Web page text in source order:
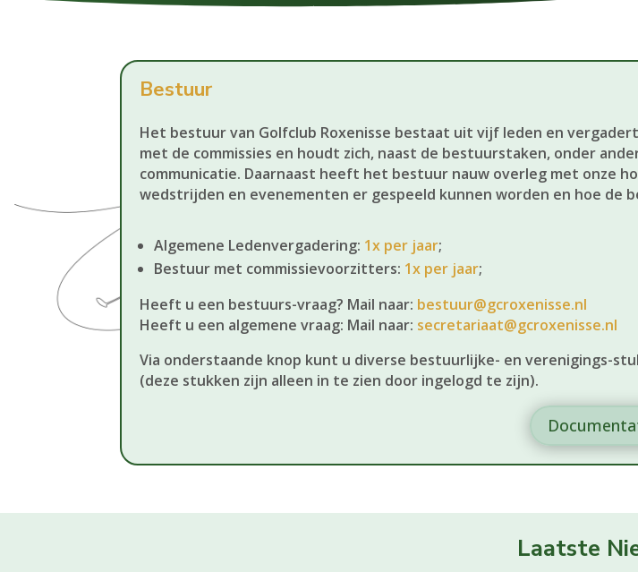
Bestuur
Het bestuur van Golfclub Roxenisse bestaat uit vijf leden en
met de commissies en houdt zich, naast de bestuurstaken, onder
communicatie. Daarnaast heeft het bestuur nauw overleg met onze
wedstrijden en evenementen er gespeeld kunnen worden en hoe de
Algemene Ledenvergadering: 1x per jaar;
Bestuur met commissievoorzitters: 1x per jaar;
Heeft u een bestuurs-vraag? Mail naar: bestuur@gcroxenisse.nl
Heeft u een algemene vraag: Mail naar: secretariaat@gcroxenisse.nl
Via onderstaande knop kunt u diverse bestuurlijke- en verenigings-
(deze stukken zijn alleen in te zien door ingelogd te zijn).
Laatste